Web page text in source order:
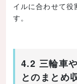
イルに合わせて役
す。
4.2 三輪車
とのまとめ